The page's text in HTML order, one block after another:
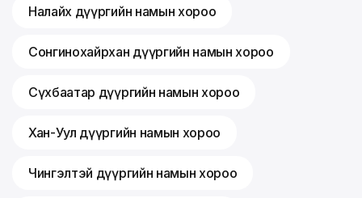
Налайх дүүргийн намын хороо
Сонгинохайрхан дүүргийн намын хороо
Сүхбаатар дүүргийн намын хороо
Хан-Уул дүүргийн намын хороо
Чингэлтэй дүүргийн намын хороо